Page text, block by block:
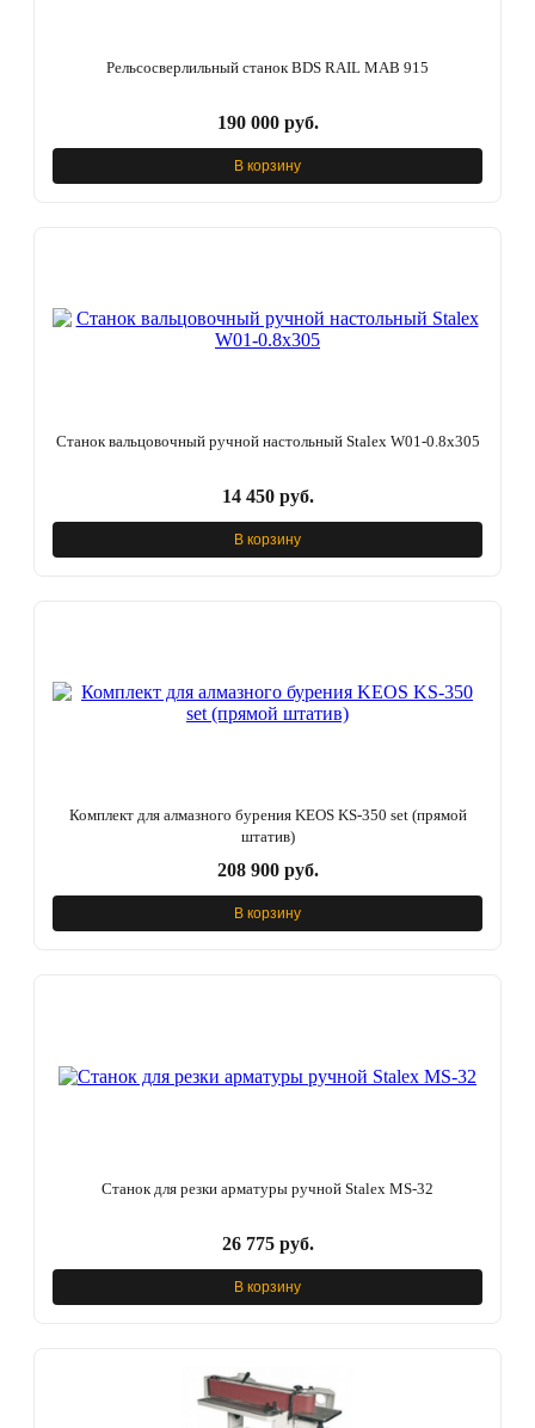
Рельсосверлильный станок BDS RAIL MAB 915
190 000 руб.
В корзину
Станок вальцовочный ручной настольный Stalex W01-0.8x305
14 450 руб.
В корзину
Комплект для алмазного бурения KEOS KS-350 set (прямой
штатив)
208 900 руб.
В корзину
Станок для резки арматуры ручной Stalex MS-32
26 775 руб.
В корзину